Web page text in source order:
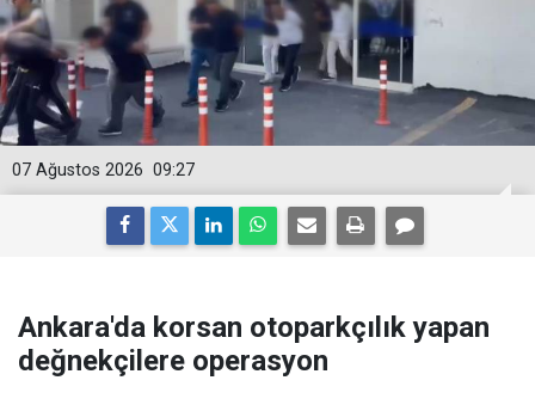
09:27
07 Ağustos 2026
Ankara'da korsan otoparkçılık yapan
değnekçilere operasyon